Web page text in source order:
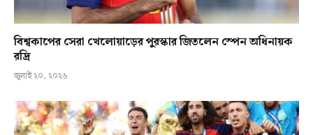
বিশ্বকাপের সেরা খেলোয়াড়ের পুরস্কার জিতলেন স্পেন অধিনায়ক
রদ্রি
জুলাই ২০, ২০২৬